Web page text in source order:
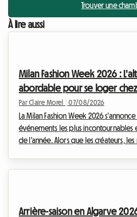
Trouver une
À lire aussi
Milan Fashion Week 2026 :
abordable pour se loger
Par Claire Morel 07/08/2026
La Milan Fashion Week 2026
événements les plus incontournables
de l'année. Alors que les créateurs, les
du combattant lors de ces périodes
Arrière-saison en Algarve